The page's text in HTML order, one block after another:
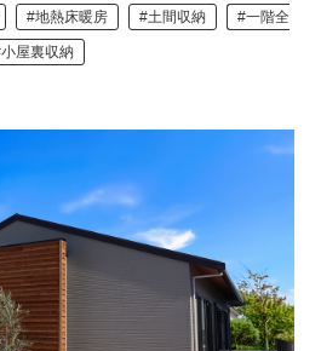
地熱床暖房 土間収納 一階全
小屋裏収納